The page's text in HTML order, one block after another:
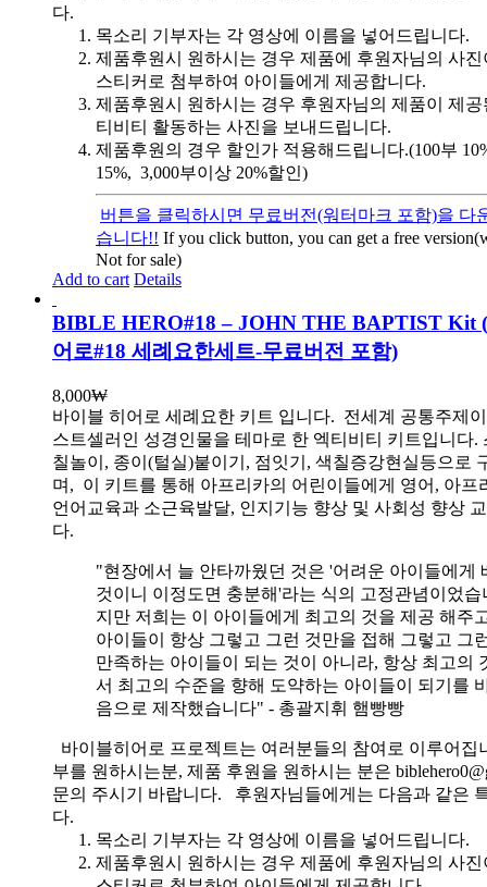
다.
목소리 기부자는 각 영상에 이름을 넣어드립니다.
제품후원시 원하시는 경우 제품에 후원자님의 사
스티커로 첨부하여 아이들에게 제공합니다.
제품후원시 원하시는 경우 후원자님의 제품이 제
티비티 활동하는 사진을 보내드립니다.
제품후원의 경우 할인가 적용해드립니다.(100부
15%, 3,000부이상 20%할인)
버튼을 클릭하시면 무료버전(워터마크 포함)을 다
습니다!! If you click button, you can get a free
Not for sale)
Add to cart Details
BIBLE HERO#18 – JOHN THE BAPTIST Kit
어로#18 세례요한세트-무료버전 포함)
8,000₩
바이블 히어로 세례요한 키트 입니다. 전세계 공통주제
스트셀러인 성경인물을 테마로 한 엑티비티 키트입니다.
칠놀이, 종이(털실)붙이기, 점잇기, 색칠증강현실등으로
며, 이 키트를 통해 아프리카의 어린이들에게 영어, 아프
언어교육과 소근육발달, 인지기능 향상 및 사회성 향상
다.
"현장에서 늘 안타까웠던 것은 '어려운 아이들에게
것이니 이정도면 충분해'라는 식의 고정관념이었습
지만 저희는 이 아이들에게 최고의 것을 제공 해주
아이들이 항상 그렇고 그런 것만을 접해 그렇고 그
만족하는 아이들이 되는 것이 아니라, 항상 최고의
서 최고의 수준을 향해 도약하는 아이들이 되기를
음으로 제작했습니다" - 총괄지휘 햄빵빵
바이블히어로 프로젝트는 여러분들의 참여로 이루어집
부를 원하시는분, 제품 후원을 원하시는 분은
문의 주시기 바랍니다. 후원자님들에게는 다음과 같은
다.
목소리 기부자는 각 영상에 이름을 넣어드립니다.
제품후원시 원하시는 경우 제품에 후원자님의 사